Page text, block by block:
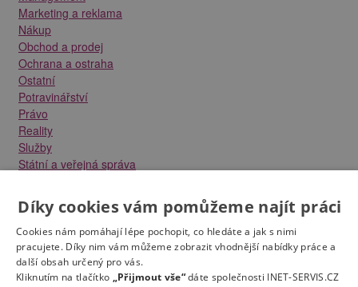
Marketing a reklama
Nákup
Obchod a prodej
Ochrana a ostraha
Ostatní
Potravinářství
Právo
Reality
Služby
Státní a veřejná správa
Strojírenství
Technika a elektrotechnika
Tvůrčí práce a design
Výroba
Vzdělávání a školství
Zdravotnictví
Díky cookies vám pomůžeme najít práci
Cookies nám pomáhají lépe pochopit, co hledáte a jak s nimi
pracujete. Díky nim vám můžeme zobrazit vhodnější nabídky práce a
další obsah určený pro vás.
Kliknutím na tlačítko „Přijmout vše“dáte společnosti INET-SERVIS.CZ